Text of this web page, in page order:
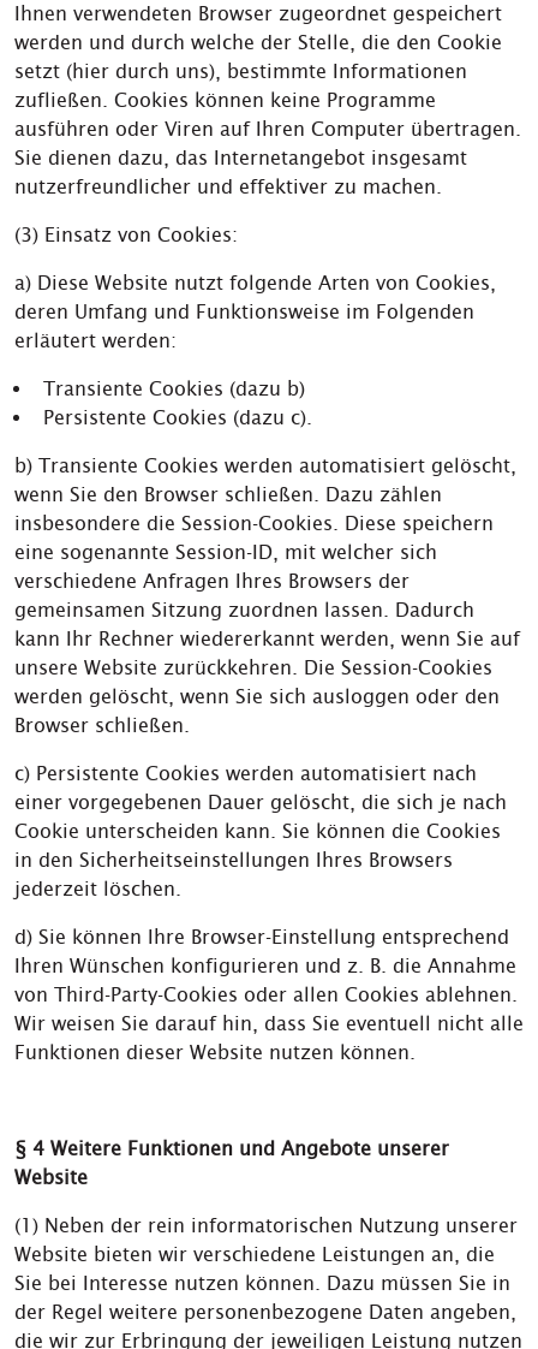
Ihnen verwendeten Browser zugeordnet gespeichert
werden und durch welche der Stelle, die den Cookie
setzt (hier durch uns), bestimmte Informationen
zufließen. Cookies können keine Programme
ausführen oder Viren auf Ihren Computer übertragen.
Sie dienen dazu, das Internetangebot insgesamt
nutzerfreundlicher und effektiver zu machen.
(3) Einsatz von Cookies:
a) Diese Website nutzt folgende Arten von Cookies,
deren Umfang und Funktionsweise im Folgenden
erläutert werden:
Transiente Cookies (dazu b)
Persistente Cookies (dazu c).
b) Transiente Cookies werden automatisiert gelöscht,
wenn Sie den Browser schließen. Dazu zählen
insbesondere die Session-Cookies. Diese speichern
eine sogenannte Session-ID, mit welcher sich
verschiedene Anfragen Ihres Browsers der
gemeinsamen Sitzung zuordnen lassen. Dadurch
kann Ihr Rechner wiedererkannt werden, wenn Sie auf
unsere Website zurückkehren. Die Session-Cookies
werden gelöscht, wenn Sie sich ausloggen oder den
Browser schließen.
c) Persistente Cookies werden automatisiert nach
einer vorgegebenen Dauer gelöscht, die sich je nach
Cookie unterscheiden kann. Sie können die Cookies
in den Sicherheitseinstellungen Ihres Browsers
jederzeit löschen.
d) Sie können Ihre Browser-Einstellung entsprechend
Ihren Wünschen konfigurieren und z. B. die Annahme
von Third-Party-Cookies oder allen Cookies ablehnen.
Wir weisen Sie darauf hin, dass Sie eventuell nicht alle
Funktionen dieser Website nutzen können.
§ 4 Weitere Funktionen und Angebote unserer
Website
(1) Neben der rein informatorischen Nutzung unserer
Website bieten wir verschiedene Leistungen an, die
Sie bei Interesse nutzen können. Dazu müssen Sie in
der Regel weitere personenbezogene Daten angeben,
die wir zur Erbringung der jeweiligen Leistung nutzen